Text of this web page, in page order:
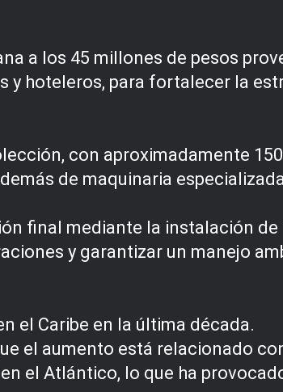
a los 45 millones de pesos
y hoteleros, para fortalecer la
con aproximadamente
de maquinaria
final mediante la instalación
y garantizar un manejo
el Caribe en la última década.
el aumento está relacionado
el Atlántico, lo que ha